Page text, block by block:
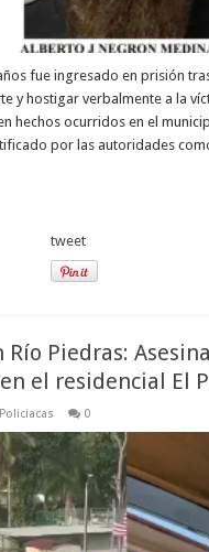
fue ingresado en prisión
y hostigar verbalmente a la
hechos ocurridos en el
por las autoridades
tweet
Piedras:
el residencial El
Policiacas 0